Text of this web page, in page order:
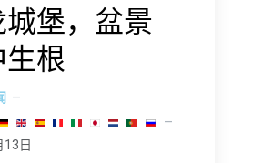
堡，盆景
根
13日